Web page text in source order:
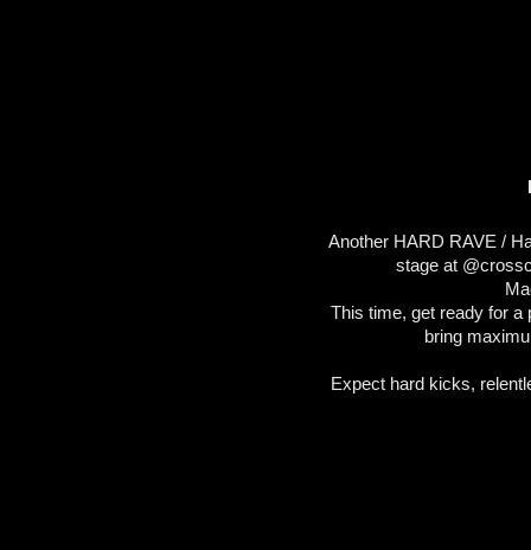
Another HARD RAVE /
stage at
This time, get ready for a
bring
Expect hard kicks,